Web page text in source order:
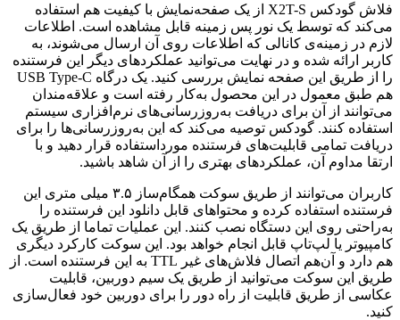
فلاش گودکس X2T-S از یک صفحه‌نمایش با کیفیت هم استفاده
می‌کند که توسط یک نور پس زمینه قابل مشاهده است. اطلاعات
لازم در زمینه‌ی کانالی که اطلاعات روی آن ارسال می‌شوند، به
کاربر ارائه شده و در نهایت می‌توانید عملکردهای دیگر این فرستنده
را از طریق این صفحه نمایش بررسی کنید. یک درگاه USB Type-C
هم طبق معمول در این محصول به‌کار رفته است و علاقه‌مندان
می‌توانند از آن برای دریافت به‌روزرسانی‌های نرم‌افزاری سیستم
استفاده کنند. گودکس توصیه می‌کند که این به‌روزرسانی‌ها را برای
دریافت تمامی قابلیت‌های فرستنده مورداستفاده قرار دهید و با
ارتقا مداوم آن، عملکردهای بهتری را از آن شاهد باشید.
کاربران می‌توانند از طریق سوکت همگام‌ساز ۳.۵ میلی متری این
فرستنده استفاده کرده و محتواهای قابل دانلود این فرستنده را
به‌راحتی روی این دستگاه نصب کنند. این عملیات تماما از طریق یک
کامپیوتر یا لپ‌تاپ قابل انجام خواهد بود. این سوکت کارکرد دیگری
هم دارد و آن‌هم اتصال فلاش‌های غیر TTL به این فرستنده است. از
طریق این سوکت می‌توانید از طریق یک سیم دوربین، قابلیت
عکاسی از طریق قابلیت از راه دور را برای دوربین خود فعال‌سازی
کنید.